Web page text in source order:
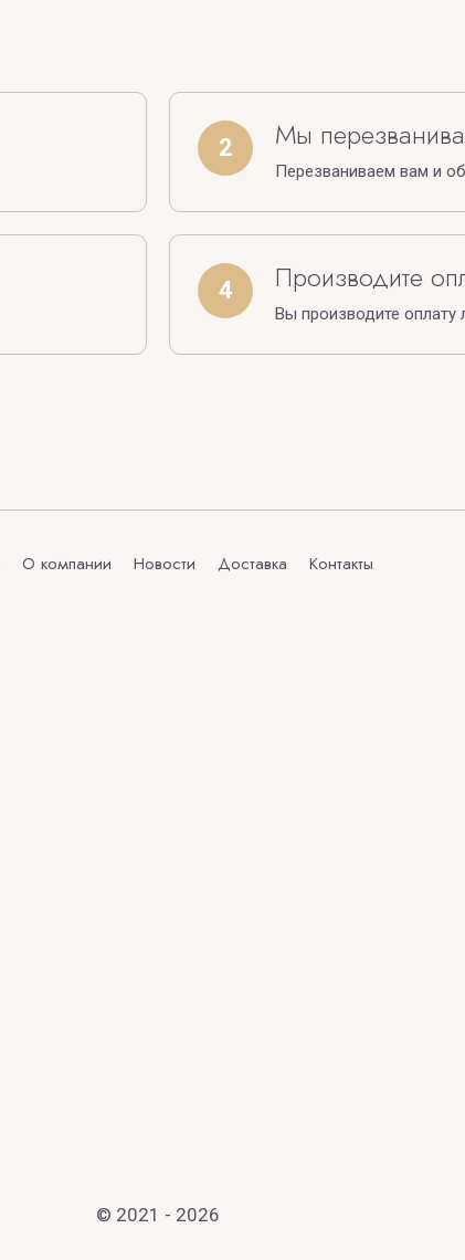
2 Мы
Перезваниваем вам и
4 Производите
Вы производите
О компании Новости Доставка Контакты
© 2021 - 2026